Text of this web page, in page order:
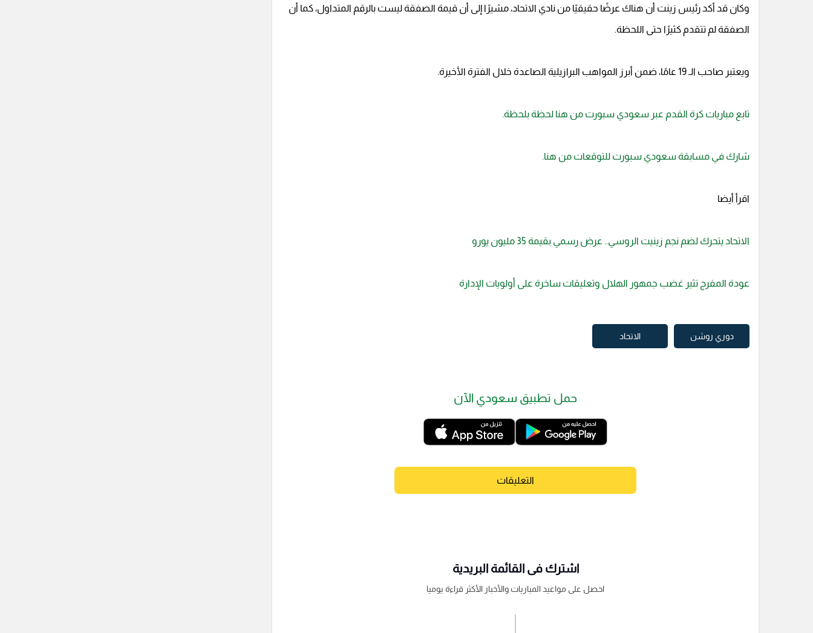
وكان قد أكد رئيس زينت أن هناك عرضًا حقيقيًا من نادي الاتحاد، مشيرًا إلى أن قيمة الصفقة ليست بالرقم المتداول، كما أن
الصفقة لم تتقدم كثيرًا حتى اللحظة.
ويعتبر صاحب الـ 19 عامًا، ضمن أبرز المواهب البرازيلية الصاعدة خلال الفترة الأخيرة.
تابع مباريات كرة القدم عبر سعودي سبورت من هنا لحظة بلحظة.
شارك في مسابقة سعودي سبورت للتوقعات من هنا.
اقرأ أيضا
الاتحاد يتحرك لضم نجم زينيت الروسي.. عرض رسمي بقيمة 35 مليون يورو
عودة المفرج تثير غضب جمهور الهلال وتعليقات ساخرة على أولويات الإدارة
دوري روشن الاتحاد
حمل تطبيق سعودي الآن
التعليقات
اشترك فى القائمة البريدية
احصل على مواعيد المباريات والأخبار الأكثر قراءة يوميا